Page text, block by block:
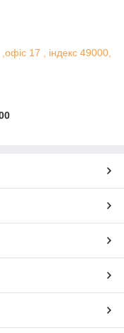
17 , індекс 49000,